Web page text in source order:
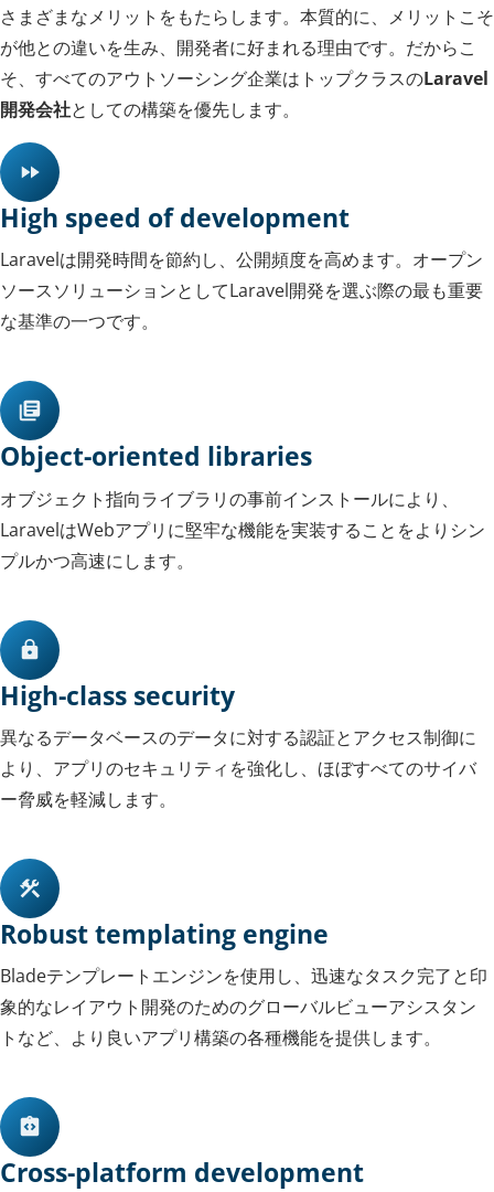
さまざまなメリットをもたらします。本質的に、メリットこそ
が他との違いを生み、開発者に好まれる理由です。だからこ
そ、すべてのアウトソーシング企業はトップクラスのLaravel
開発会社としての構築を優先します。
High speed of development
Laravelは開発時間を節約し、公開頻度を高めます。オープン
ソースソリューションとしてLaravel開発を選ぶ際の最も重要
な基準の一つです。
Object-oriented libraries
オブジェクト指向ライブラリの事前インストールにより、
LaravelはWebアプリに堅牢な機能を実装することをよりシン
プルかつ高速にします。
High-class security
異なるデータベースのデータに対する認証とアクセス制御に
より、アプリのセキュリティを強化し、ほぼすべてのサイバ
ー脅威を軽減します。
Robust templating engine
Bladeテンプレートエンジンを使用し、迅速なタスク完了と印
象的なレイアウト開発のためのグローバルビューアシスタン
トなど、より良いアプリ構築の各種機能を提供します。
Cross-platform development